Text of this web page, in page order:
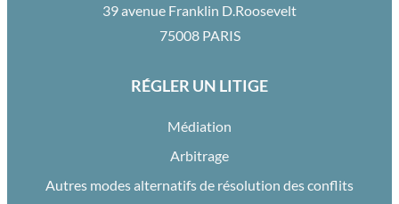
39 avenue Franklin D.Roosevelt
75008 PARIS
RÉGLER UN LITIGE
Médiation
Arbitrage
Autres modes alternatifs de résolution des conflits